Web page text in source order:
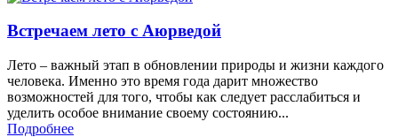
Встречаем лето с Аюрведой
Лето – важный этап в обновлении природы и жизни каждого
человека. Именно это время года дарит множество
возможностей для того, чтобы как следует расслабиться и
уделить особое внимание своему состоянию...
Подробнее